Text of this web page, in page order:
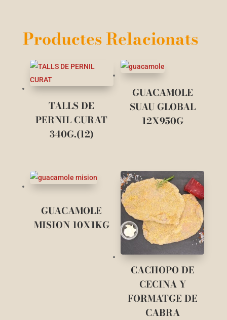
Productes Relacionats
TALLS DE
PERNIL CURAT
340G.(12)
GUACAMOLE
SUAU GLOBAL
12X950G
GUACAMOLE
MISION 10X1KG
CACHOPO DE
CECINA Y
FORMATGE DE
CABRA